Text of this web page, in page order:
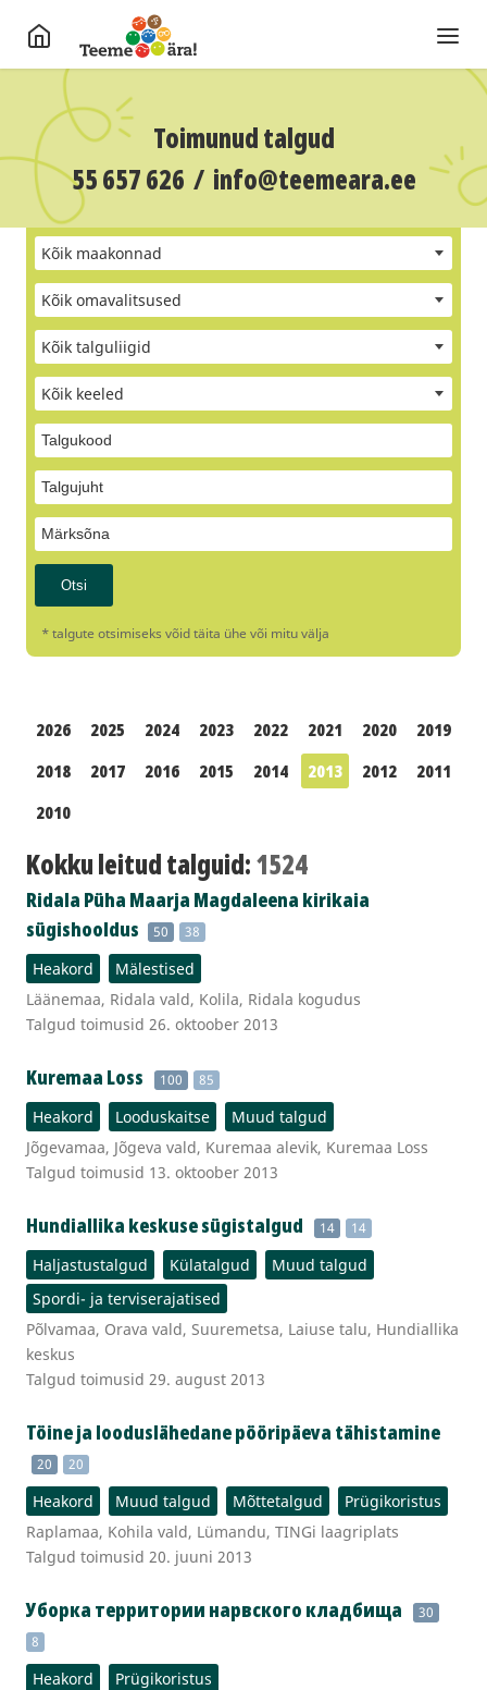
Toimunud talgud
55 657 626 / info@teemeara.ee
Kõik maakonnad
Kõik omavalitsused
Kõik talguliigid
Kõik keeled
* talgute otsimiseks võid täita ühe või mitu välja
2026 2025 2024 2023 2022 2021 2020
2019
2018
2017 2016 2015 2014 2013 2012
2011
2010
Kokku leitud talguid:1524
Ridala Püha Maarja Magdaleena kirikaia
sügishooldus
50 38
Heakord
Mälestised
Läänemaa, Ridala vald, Kolila, Ridala kogudus
Talgud toimusid 26. oktoober 2013
Kuremaa Loss 100 85
Heakord Looduskaitse
Muud talgud
Jõgevamaa, Jõgeva vald, Kuremaa alevik, Kuremaa Loss
Talgud toimusid 13. oktoober 2013
Hundiallika keskuse sügistalgud 14 14
Haljastustalgud Külatalgud
Muud talgud
Spordi- ja terviserajatised
Põlvamaa, Orava vald, Suuremetsa, Laiuse talu, Hundiallika
keskus
Talgud toimusid 29. august 2013
Töine ja looduslähedane pööripäeva tähistamine
20 20
Heakord Muud talgud Mõttetalgud
Prügikoristus
Raplamaa, Kohila vald, Lümandu, TINGi laagriplats
Talgud toimusid 20. juuni 2013
Уборка территории нарвского кладбища
30
8
Heakord
Prügikoristus